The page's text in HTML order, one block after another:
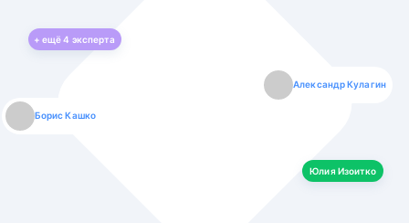
+ ещё4 эксперта
Борис Кашко
Александр Кулагин
Юлия Изоитко
Юлия Изоитко
Даниил Макаров
Александр Кулагин
Екатерина Лазаренко
Даниил Макаров
Борис Кашко
Екатерина Лазаренко
Юлия Изоитко